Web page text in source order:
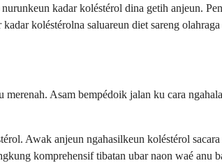
kadar koléstérol dina getih anjeun.
koléstérolna saluareun diet sareng
Asam bempédoik jalan ku cara
Awak anjeun ngahasilkeun koléstérol
komprehensif tibatan ubar naon waé anu